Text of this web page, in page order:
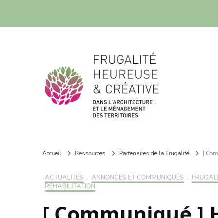
Frugalité dans l'architecture et le ménagement des territoires
Accueil Ressources Partenaires de la Frugalité [
ACTUALITÉS , ANNONCES ET COMMUNIQUÉS ,
RÉHABILITATION